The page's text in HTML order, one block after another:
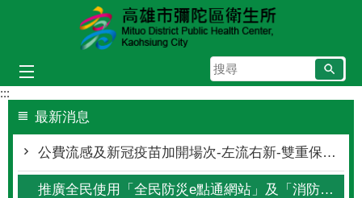
跳到主要內容區塊
搜
尋
:::
最新消息
公費流感及新冠疫苗加開場次-左流右新-雙重保護一起守護健康
推廣全民使用「全民防災e點通網站」及「消防防災e點通APP」